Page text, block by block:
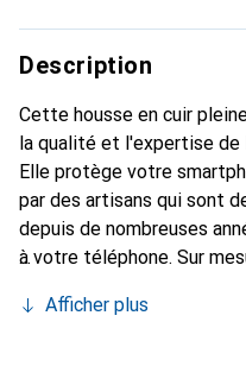
Description
Cette housse en cuir
la qualité et l'expertise de
Elle protège votre
par des artisans qui sont
depuis de nombreuses
à votre téléphone. Sur
l'accessoire chic et
Afficher plus